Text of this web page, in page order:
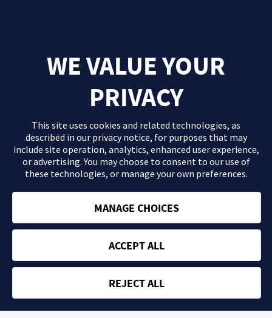
El contenido que se proporciona en este sitio Web es información
médico. Consulta con tu profesional sanitario si tienes dudas
acerca de tu salud.
WE VALUE YOUR
PRIVACY
This site uses cookies and related technologies, as
described in our privacy notice, for purposes that may
include site operation, analytics, enhanced user experience,
or advertising. You may choose to consent to our use of
these technologies, or manage your own preferences.
MANAGE CHOICES
ACCEPT ALL
REJECT ALL